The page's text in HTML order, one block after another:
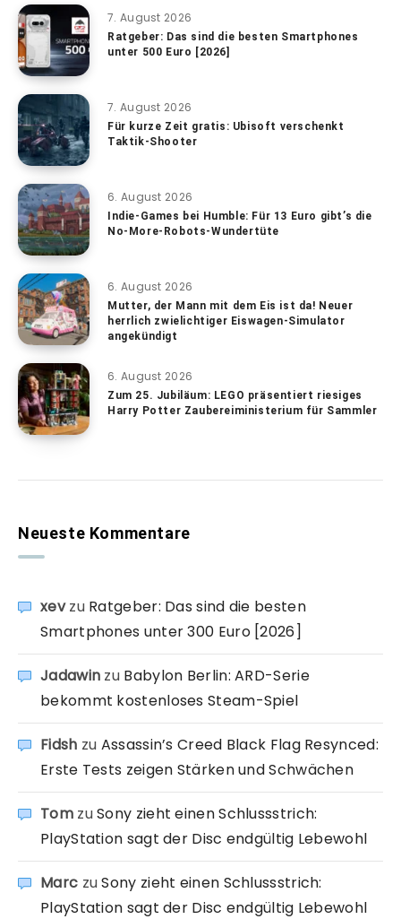
7. August 2026
Ratgeber: Das sind die besten Smartphones
unter 500 Euro [2026]
7. August 2026
Für kurze Zeit gratis: Ubisoft verschenkt
Taktik-Shooter
6. August 2026
Indie-Games bei Humble: Für 13 Euro gibt’s die
No-More-Robots-Wundertüte
6. August 2026
Mutter, der Mann mit dem Eis ist da! Neuer
herrlich zwielichtiger Eiswagen-Simulator
angekündigt
6. August 2026
Zum 25. Jubiläum: LEGO präsentiert riesiges
Harry Potter Zaubereiministerium für Sammler
Neueste Kommentare
xevzu Ratgeber: Das sind die besten
Smartphones unter 300 Euro [2026]
Jadawin zu Babylon Berlin: ARD-Serie
bekommt kostenloses Steam-Spiel
Fidsh zu Assassin’s Creed Black Flag Resynced:
Erste Tests zeigen Stärken und Schwächen
TomzuSony zieht einen Schlussstrich:
PlayStation sagt der Disc endgültig Lebewohl
Marc zuSony zieht einen Schlussstrich:
PlayStation sagt der Disc endgültig Lebewohl